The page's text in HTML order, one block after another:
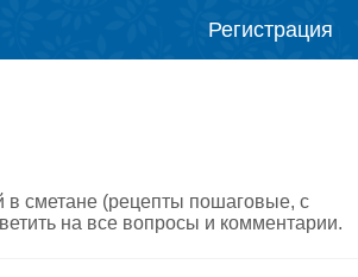
Регистрация
в сметане (рецепты пошаговые, с
на все вопросы и комментарии.